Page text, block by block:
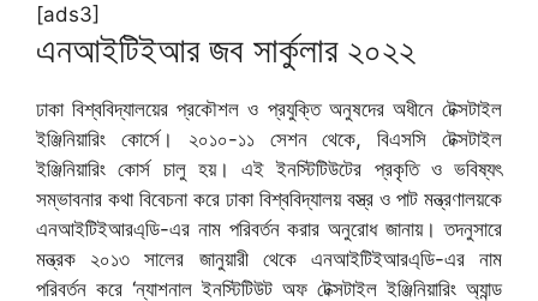
[ads3]
এনআইটিইআর জব সার্কুলার ২০২২
ঢাকা বিশ্ববিদ্যালয়ের প্রকৌশল ও প্রযুক্তি অনুষদের অধীনে টেক্সটাইল
ইঞ্জিনিয়ারিং কোর্সে। ২০১০-১১ সেশন থেকে, বিএসসি টেক্সটাইল
ইঞ্জিনিয়ারিং কোর্স চালু হয়। এই ইনস্টিটিউটের প্রকৃতি ও ভবিষ্যৎ
সম্ভাবনার কথা বিবেচনা করে ঢাকা বিশ্ববিদ্যালয় বস্ত্র ও পাট মন্ত্রণালয়কে
এনআইটিইআরএ্ডি-এর নাম পরিবর্তন করার অনুরোধ জানায়। তদনুসারে
মন্ত্রক ২০১৩ সালের জানুয়ারী থেকে এনআইটিইআরএ্ডি-এর নাম
পরিবর্তন করে ‘ন্যাশনাল ইনস্টিটিউট অফ টেক্সটাইল ইঞ্জিনিয়ারিং অ্যান্ড